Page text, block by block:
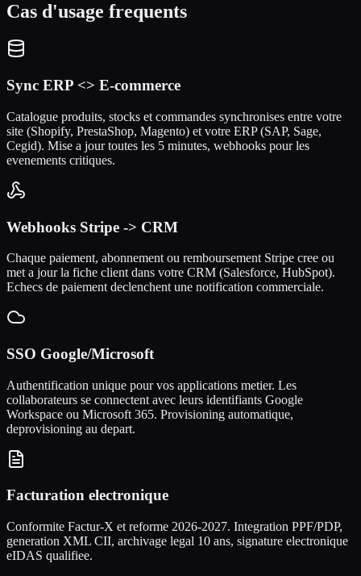
Cas d'usage frequents
Sync ERP <> E-commerce
Catalogue produits, stocks et commandes synchronises entre votre
site (Shopify, PrestaShop, Magento) et votre ERP (SAP, Sage,
Cegid). Mise a jour toutes les 5 minutes, webhooks pour les
evenements critiques.
Webhooks Stripe -> CRM
Chaque paiement, abonnement ou remboursement Stripe cree ou
met a jour la fiche client dans votre CRM (Salesforce, HubSpot).
Echecs de paiement declenchent une notification commerciale.
SSO Google/Microsoft
Authentification unique pour vos applications metier. Les
collaborateurs se connectent avec leurs identifiants Google
Workspace ou Microsoft 365. Provisioning automatique,
deprovisioning au depart.
Facturation electronique
Conformite Factur-X et reforme 2026-2027. Integration PPF/PDP,
generation XML CII, archivage legal 10 ans, signature electronique
eIDAS qualifiee.